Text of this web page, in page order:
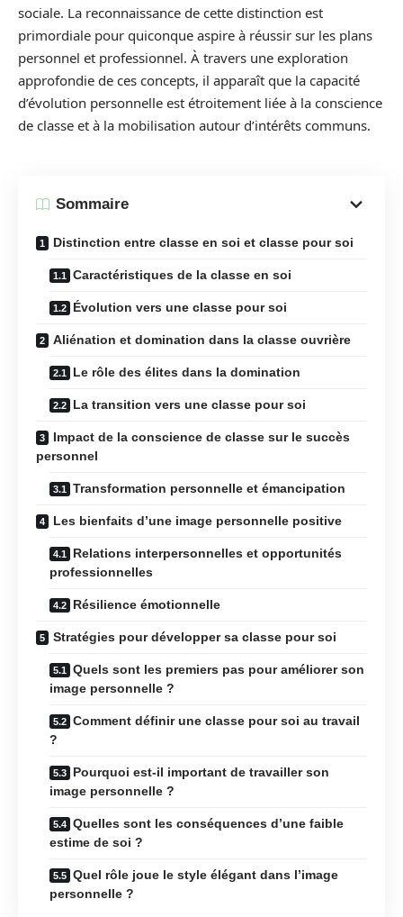
sociale. La reconnaissance de cette distinction est
primordiale pour quiconque aspire à réussir sur les plans
personnel et professionnel. À travers une exploration
approfondie de ces concepts, il apparaît que la capacité
d’évolution personnelle est étroitement liée à la conscience
de classe et à la mobilisation autour d’intérêts communs.
Sommaire
Distinction entre classe en soi et classe pour soi
Caractéristiques de la classe en soi
Évolution vers une classe pour soi
Aliénation et domination dans la classe ouvrière
Le rôle des élites dans la domination
La transition vers une classe pour soi
Impact de la conscience de classe sur le succès
personnel
Transformation personnelle et émancipation
Les bienfaits d’une image personnelle positive
Relations interpersonnelles et opportunités
professionnelles
Résilience émotionnelle
Stratégies pour développer sa classe pour soi
Quels sont les premiers pas pour améliorer son
image personnelle ?
Comment définir une classe pour soi au travail
?
Pourquoi est-il important de travailler son
image personnelle ?
Quelles sont les conséquences d’une faible
estime de soi ?
Quel rôle joue le style élégant dans l’image
personnelle ?